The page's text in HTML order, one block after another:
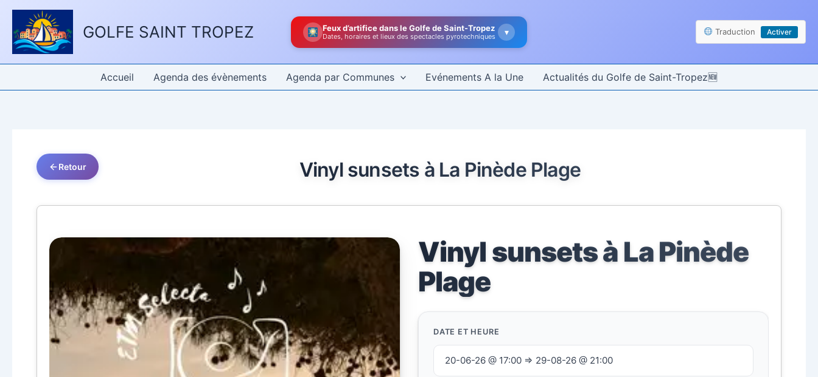
Panneau de gestion des cookies
Aller
contenu
GOLFE SAINT TROPEZ Feux d’artifice dans le Golfe de Saint-Tropez
Dates, horaires et lieux des spectacles pyrotechniques ▾ Traduction Activer
Accueil Agenda des évènements Agenda par Communes Evénements A la Une Actualités du Golfe de Saint-Tropez
Retour Vinyl sunsets à La Pinède Plage
Vinyl sunsets à La Pinède
Plage
DATE ET HEURE
20-06-26 @ 17:00 ⇒ 29-08-26 @ 21:00